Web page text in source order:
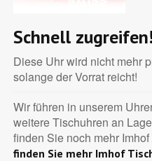
Schnell zugreifen!
Diese Uhr wird nicht mehr
solange der Vorrat reicht!
Wir führen in unserem
weitere Tischuhren an
finden Sie noch mehr
finden Sie mehr Imhof